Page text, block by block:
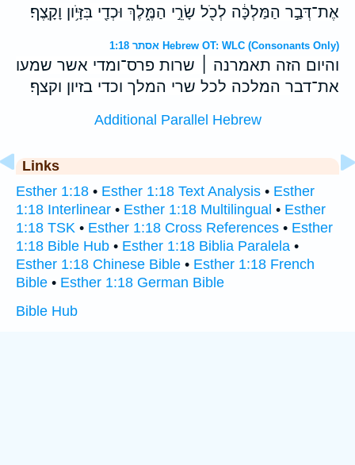
אֶת־דְּבַ֣ר הַמַּלְכָּ֔ה לְכֹ֖ל שָׂרֵ֣י הַמֶּ֑לֶךְ וּכְדַ֖י בִּזָּיֹ֥ון וָקָֽצֶף׃
אסתר 1:18 Hebrew OT: WLC (Consonants Only)
והיום הזה תאמרנה ׀ שרות פרס־ומדי אשר שמעו
את־דבר המלכה לכל שרי המלך וכדי בזיון וקצף׃
Additional Parallel Hebrew
Links
Esther 1:18 • Esther 1:18 Text Analysis • Esther
1:18 Interlinear • Esther 1:18 Multilingual • Esther
1:18 TSK • Esther 1:18 Cross References • Esther
1:18 Bible Hub • Esther 1:18 Biblia Paralela •
Esther 1:18 Chinese Bible • Esther 1:18 French
Bible • Esther 1:18 German Bible
Bible Hub